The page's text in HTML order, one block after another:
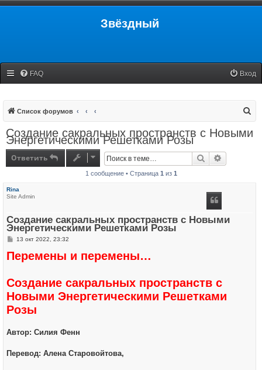
Звёздный
FAQ Вход
Список форумов
и
Создание сакральных пространств с Новыми
Энергетическими Решетками Розы
Ответить Поиск
1 сообщение • Страница 1 из 1
Rina
Site Admin
Создание сакральных пространств с Новыми
Энергетическими Решетками Розы
С
о
б
н
и
е
13 окт 2022, 23:32
Перемены и перемены…
Создание сакральных пространств с
Новыми Энергетическими Решетками
Розы
Автор: Силия Фенн
Перевод: Алена Старовойтова,